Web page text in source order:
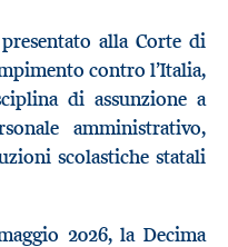
alla Corte di
contro l’Italia,
di assunzione a
amministrativo,
scolastiche statali
2026, la Decima